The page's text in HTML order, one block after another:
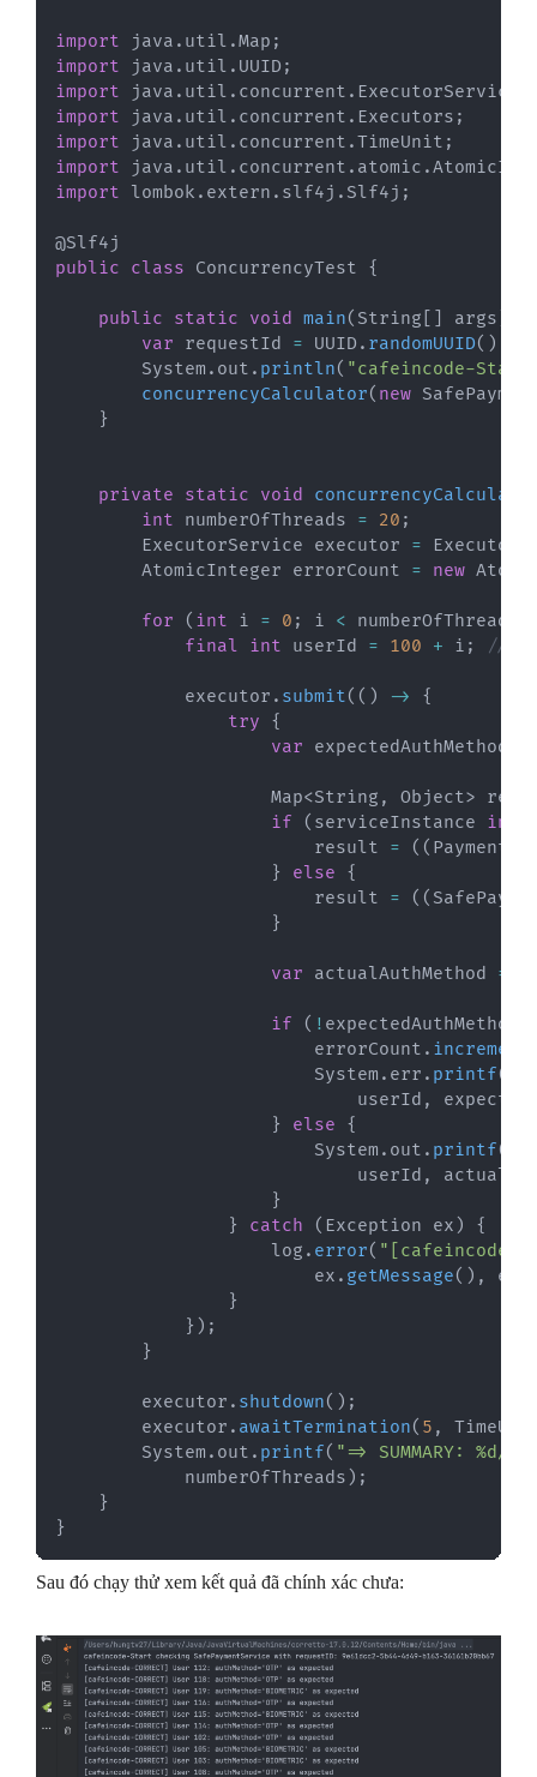
import java . util .Map ;
import
java . util . UUID ;
import
java . util . concurrent . ExecutorService
import
java . util . concurrent . Executors ;
import
java . util . concurrent .TimeUnit ;
import
java . util . concurrent . atomic .
import
lombok . extern . slf4j . Slf4j ;
@Slf4j
public
class ConcurrencyTest {
public static void main( String args
var requestId = UUID . randomUUID( )
System . out . println( "cafeincode-Start
concurrencyCalculator( new
}
private static void
int numberOfThreads = 20 ;
ExecutorService executor = Executors
AtomicInteger errorCount = new
for ( int i = 0 ; i < numberOfThreads
final
int userId = 100 + i ; //
            executor
. submit( ( ) ->
{
try
{
var expectedAuthMethod
Map<String , Object>
if
( serviceInstance
                        result
= ( (
}
else
{
                        result
= ( (
}
var actualAuthMethod =
if ( ! expectedAuthMethod
                        errorCount
.
System . err . printf(
                            userId
,
}
else
{
System . out . printf(
                            userId
,
}
}
catch ( Exception ex )
{
                    log
. error( "[cafeincode-
                        ex
. getMessage( ) , ex
}
} ) ;
}
        executor
. shutdown( ) ;
        executor
. awaitTermination( 5 ,
System . out . printf( "=> SUMMARY:
            numberOfThreads
) ;
}
}
Sau đó chạy thử xem kết quả đã chính xác chưa: